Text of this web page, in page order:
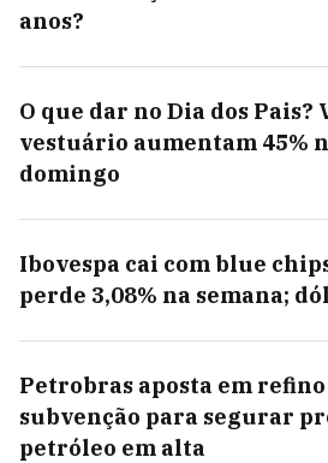
anos?
O que dar no Dia dos Pais?
vestuário aumentam 45%
domingo
Ibovespa cai com blue
perde 3,08% na semana;
Petrobras aposta em
subvenção para segurar
petróleo em alta